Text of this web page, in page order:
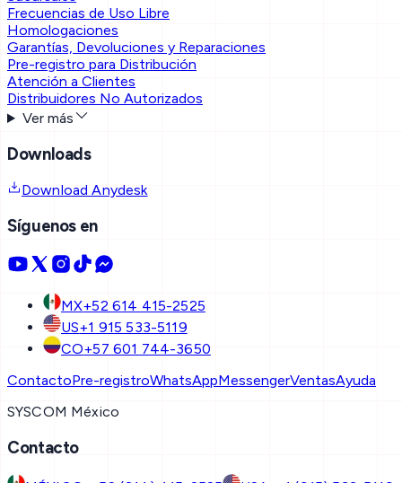
Frecuencias de Uso Libre
Homologaciones
Garantías, Devoluciones y Reparaciones
Pre-registro para Distribución
Atención a Clientes
Distribuidores No Autorizados
Ver más
Downloads
Download Anydesk
Síguenos en
MX+52 614 415-2525
US+1 915 533-5119
CO+57 601 744-3650
ContactoPre-registroWhatsAppMessengerVentasAyuda
SYSCOM México
Contacto